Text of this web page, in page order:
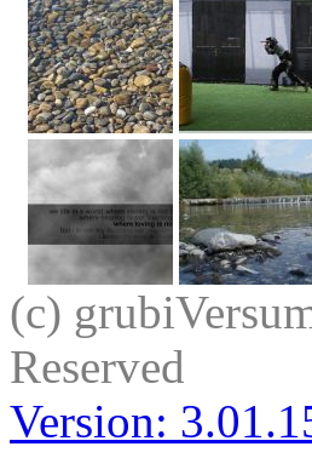
(c)
Reserved
Version: